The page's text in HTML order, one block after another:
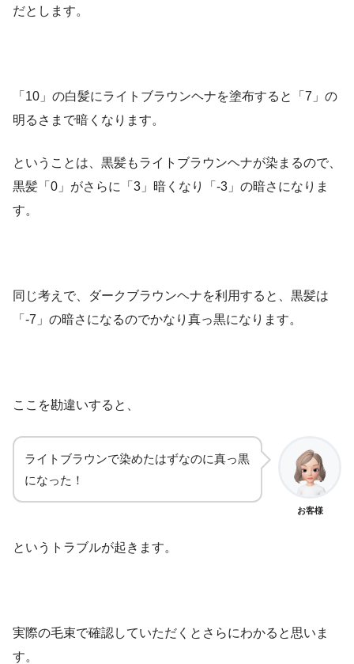
だとします。
「10」の白髪にライトブラウンヘナを塗布すると「7」の
明るさまで暗くなります。
ということは、黒髪もライトブラウンヘナが染まるので、
黒髪「0」がさらに「3」暗くなり「-3」の暗さになりま
す。
同じ考えで、ダークブラウンヘナを利用すると、黒髪は
「-7」の暗さになるのでかなり真っ黒になります。
ここを勘違いすると、
ライトブラウンで染めたはずなのに真っ黒
になった！
お客様
というトラブルが起きます。
実際の毛束で確認していただくとさらにわかると思いま
す。